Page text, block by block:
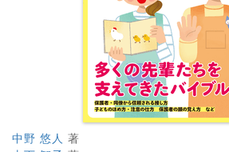
中野 悠人 著